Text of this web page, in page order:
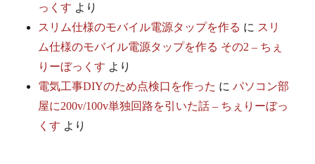
っくす より
スリム仕様のモバイル電源タップを作る に スリ
ム仕様のモバイル電源タップを作る その2 – ちぇ
りーぼっくす より
電気工事DIYのため点検口を作った にパソコン部
屋に200v/100v単独回路を引いた話 – ちぇりーぼっ
くす より